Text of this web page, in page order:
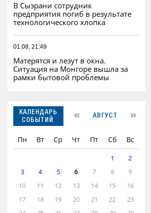
В Сызрани сотрудник
предприятия погиб в результате
технологического хлопка
01.08, 21:49
Матерятся и лезут в окна.
Ситуация на Монгоре вышла за
рамки бытовой проблемы
КАЛЕНДАРЬ
СОБЫТИЙ
АВГУСТ
Пн Вт Ср Чт Пт Сб Вс
1
2
3
4 5 6 7 8
9
10
11 12 13 14 15
16
17
18 19 20 21 22
23